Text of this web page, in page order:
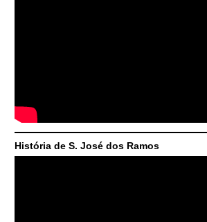
História de S. José dos Ramos